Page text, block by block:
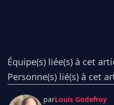
Équipe(s) liée(s) à cet
Personne(s) lié(s) à cet
parLouis Godefroy